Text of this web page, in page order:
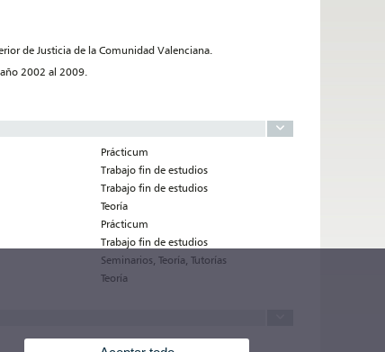
de Justicia de la Comunidad Valenciana.
2002 al 2009.
Prácticum
Trabajo fin de estudios
Trabajo fin de estudios
Teoría
Prácticum
Trabajo fin de estudios
Seminarios, Teoría, Tutorías
Teoría